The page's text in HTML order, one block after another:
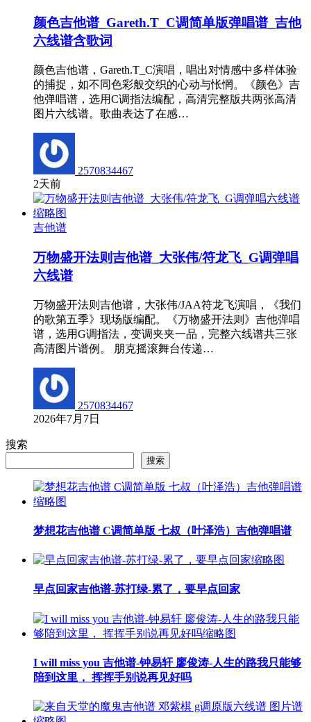
颜色吉他谱_Gareth.T_C调简单版弹唱谱_吉他
六线谱含歌词
颜色吉他谱，Gareth.T_C演唱，唱出对情感中多样体验
的捕捉，如不同色彩般交织的心动与怅惘。《颜色》吉
他弹唱谱，选用C调指法编配，高清完整版共两张高清
图片六线谱。歌曲表达了在感…
2570834467
2天前
吉他谱
万物盛开法则吉他谱_大张伟/符龙飞_G调弹唱
六线谱
万物盛开法则吉他谱，大张伟/JAA符龙飞演唱，《我们
的歌第五季》现场版编配。《万物盛开法则》吉他弹唱
谱，选用G调指法，变调夹夹一品，完整六线谱共三张
高清图片谱例。 朋克摇滚舞台传递…
2570834467
2026年7月7日
搜索
搜索
梦想花吉他谱 C调简单版 七叔（叶泽浩）吉他弹唱谱
早点回家吉他谱-苏打绿-累了，要早点回家
I will miss you 吉他谱-钟易轩 廖俊涛-人生的路我只能够
陪到这里， 挥挥手别说再见好吗